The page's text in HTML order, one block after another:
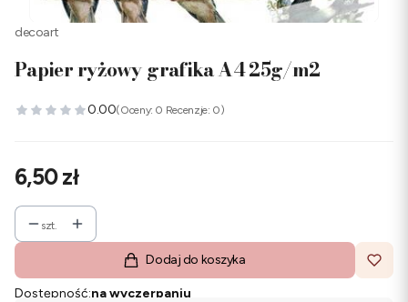
decoart
Papier ryżowy grafika A4 25g/m2
0.00(Oceny: 0 Recenzje: 0)
Cena
6,50 zł
szt.
Dodaj do koszyka
Dostępność:na wyczerpaniu